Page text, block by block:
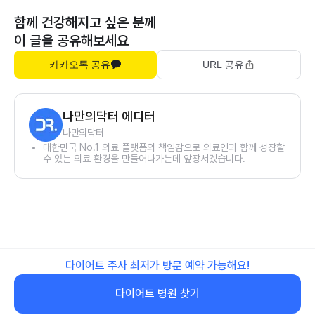
함께 건강해지고 싶은 분께
이 글을 공유해보세요
카카오톡 공유 URL 공유
나만의닥터 에디터
나만의닥터
대한민국 No.1 의료 플랫폼의 책임감으로 의료인과 함께 성장할
수 있는 의료 환경을 만들어나가는데 앞장서겠습니다.
다이어트 주사 최저가 방문 예약 가능해요!
다이어트 병원 찾기